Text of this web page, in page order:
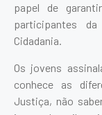
papel de
participantes
Cidadania.
Os jovens
conhece as
Justiça, não